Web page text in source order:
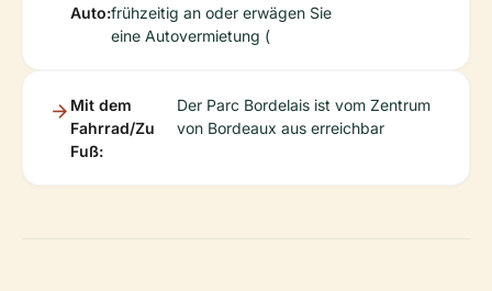
Auto:frühzeitig an oder erwägen Sie
eine Autovermietung (
Mit dem
Fahrrad/Zu
Fuß:
Der Parc Bordelais ist vom Zentrum
von Bordeaux aus erreichbar